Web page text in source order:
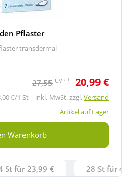
Pflaster
transdermal
27,55 UVP 1 20,99 €
€/1 St | inkl. MwSt. zzgl.Versand
Artikel auf Lager
Warenkorb
St für 23,99 € 28 St für